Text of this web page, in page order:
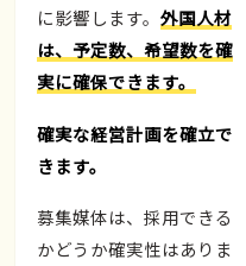
に影響します。外国人材
は、予定数、希望数を確
実に確保できます。
確実な経営計画を確立で
きます。
募集媒体は、採用できる
かどうか確実性はありま